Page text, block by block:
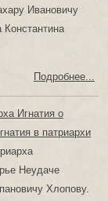
Ивановичу
Константина
Подробнее...
Игнатия о
в патриархи
Неудаче
Хлопову.